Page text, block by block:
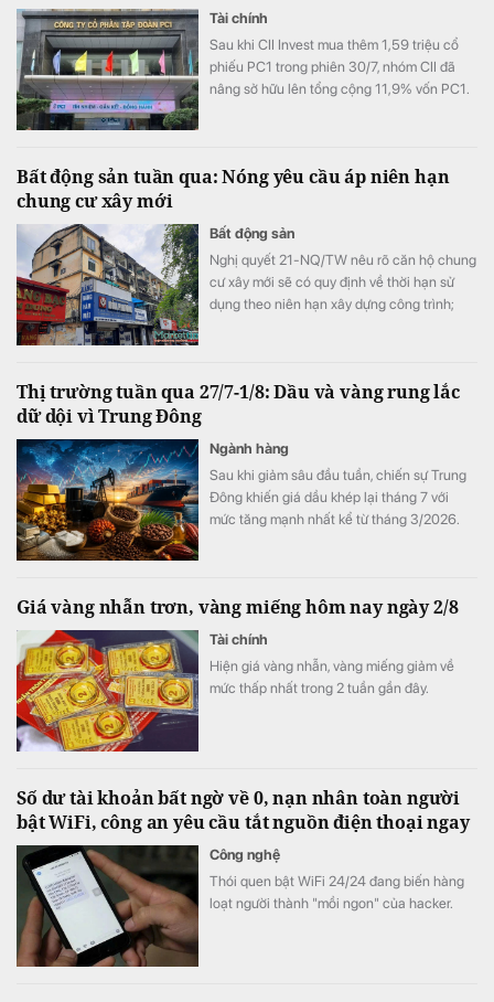
Tài chính
Sau khi CII Invest mua thêm 1,59 triệu cổ
phiếu PC1 trong phiên 30/7, nhóm CII đã
nâng sở hữu lên tổng cộng 11,9% vốn PC1.
Bất động sản tuần qua: Nóng yêu cầu áp niên hạn
chung cư xây mới
Bất động sản
Nghị quyết 21-NQ/TW nêu rõ căn hộ chung
cư xây mới sẽ có quy định về thời hạn sử
dụng theo niên hạn xây dựng công trình;
động sản bước vào giai đoạn phân hóa
phiếu trong nửa cuối năm;… là một số tin tức
nổi bật tuần qua.
Thị trường tuần qua 27/7-1/8: Dầu và vàng rung lắc
dữ dội vì Trung Đông
Ngành hàng
Sau khi giảm sâu đầu tuần, chiến sự Trung
Đông khiến giá dầu khép lại tháng 7 với
mức tăng mạnh nhất kể từ tháng 3/2026.
hơn ở nhóm nông sản khi ca cao, cà phê và
Giá vàng nhẫn trơn, vàng miếng hôm nay ngày 2/8
Tài chính
Hiện giá vàng nhẫn, vàng miếng giảm về
mức thấp nhất trong 2 tuần gần đây.
Số dư tài khoản bất ngờ về 0, nạn nhân toàn người
bật WiFi, công an yêu cầu tắt nguồn điện thoại ngay
Công nghệ
Thói quen bật WiFi 24/24 đang biến hàng
loạt người thành "mồi ngon" của hacker.